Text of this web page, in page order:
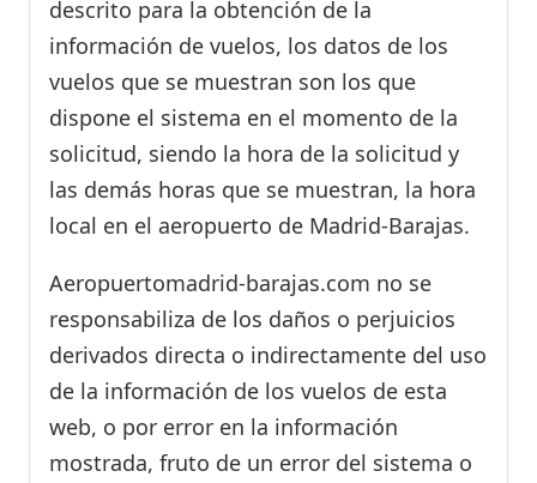
descrito para la obtención de la
información de vuelos, los datos de los
vuelos que se muestran son los que
dispone el sistema en el momento de la
solicitud, siendo la hora de la solicitud y
las demás horas que se muestran, la hora
local en el aeropuerto de Madrid-Barajas.
Aeropuertomadrid-barajas.com no se
responsabiliza de los daños o perjuicios
derivados directa o indirectamente del uso
de la información de los vuelos de esta
web, o por error en la información
mostrada, fruto de un error del sistema o